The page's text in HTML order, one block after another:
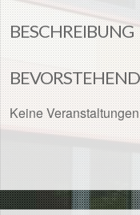
BESCHREIBUNG
Keine